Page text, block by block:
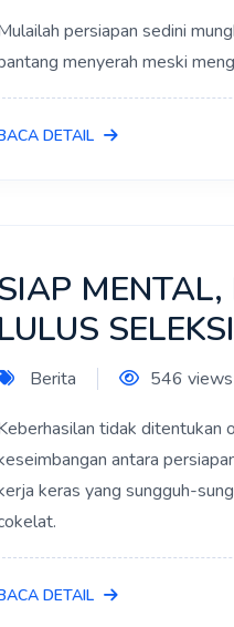
persiapan sedini
menyerah meski
DETAIL
SIAP
LULUS
Berita 546 views
tidak ditentukan
antara
keras yang sungguh-
DETAIL